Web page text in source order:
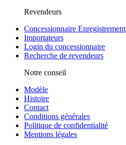
Revendeurs
Concessionnaire Enregistrement
Importateurs
Login du concessionnaire
Recherche de revendeurs
Notre conseil
Modèle
Histoire
Contact
Conditions générales
Politique de confidentialité
Mentions légales